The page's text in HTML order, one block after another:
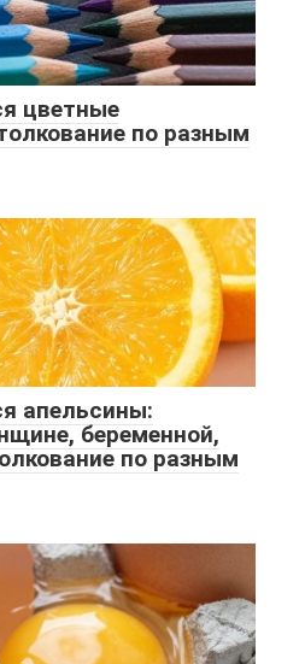
цветные
по разным
апельсины:
беременной,
по разным